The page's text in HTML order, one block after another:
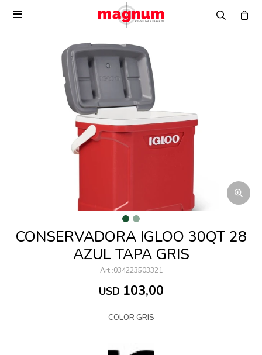

CONSERVADORA IGLOO 30QT 28
AZUL TAPA GRIS
034223503321
USD 103,00
COLOR GRIS